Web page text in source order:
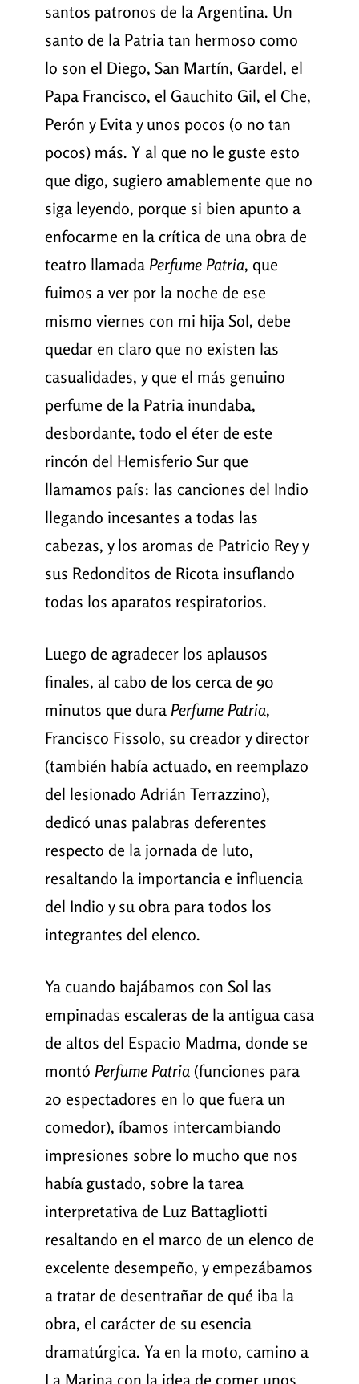
santos patronos de la Argentina. Un
santo de la Patria tan hermoso como
lo son el Diego, San Martín, Gardel, el
Papa Francisco, el Gauchito Gil, el Che,
Perón y Evita y unos pocos (o no tan
pocos) más. Y al que no le guste esto
que digo, sugiero amablemente que no
siga leyendo, porque si bien apunto a
enfocarme en la crítica de una obra de
teatro llamada Perfume Patria, que
fuimos a ver por la noche de ese
mismo viernes con mi hija Sol, debe
quedar en claro que no existen las
casualidades, y que el más genuino
perfume de la Patria inundaba,
desbordante, todo el éter de este
rincón del Hemisferio Sur que
llamamos país: las canciones del Indio
llegando incesantes a todas las
cabezas, y los aromas de Patricio Rey y
sus Redonditos de Ricota insuflando
todas los aparatos respiratorios.
Luego de agradecer los aplausos
finales, al cabo de los cerca de 90
minutos que dura Perfume Patria,
Francisco Fissolo, su creador y director
(también había actuado, en reemplazo
del lesionado Adrián Terrazzino),
dedicó unas palabras deferentes
respecto de la jornada de luto,
resaltando la importancia e influencia
del Indio y su obra para todos los
integrantes del elenco.
Ya cuando bajábamos con Sol las
empinadas escaleras de la antigua casa
de altos del Espacio Madma, donde se
montó Perfume Patria(funciones para
20 espectadores en lo que fuera un
comedor), íbamos intercambiando
impresiones sobre lo mucho que nos
había gustado, sobre la tarea
interpretativa de Luz Battagliotti
resaltando en el marco de un elenco de
excelente desempeño, y empezábamos
a tratar de desentrañar de qué iba la
obra, el carácter de su esencia
dramatúrgica. Ya en la moto, camino a
La Marina con la idea de comer unos